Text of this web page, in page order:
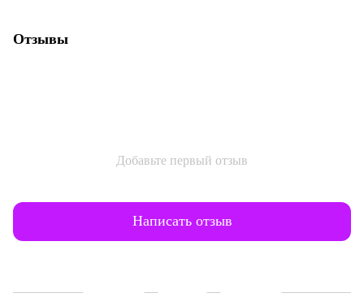
Отзывы
Добавьте первый отзыв
Написать отзыв